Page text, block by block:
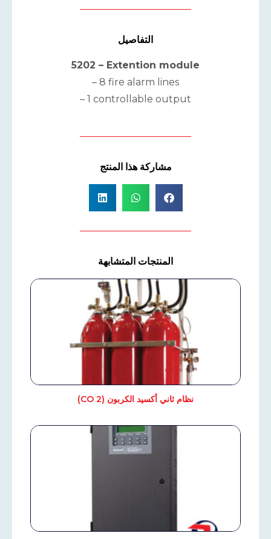
التفاصيل
5202 – Extention module
– 8 fire alarm lines
– 1 controllable output
مشاركة هذا المنتج
المنتجات المتشابهة
نظام ثاني أكسيد الكربون (CO 2)